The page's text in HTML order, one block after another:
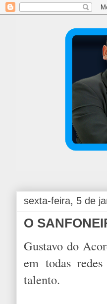
sexta-feira, 5 de
O
Gustavo do
em todas
talento.